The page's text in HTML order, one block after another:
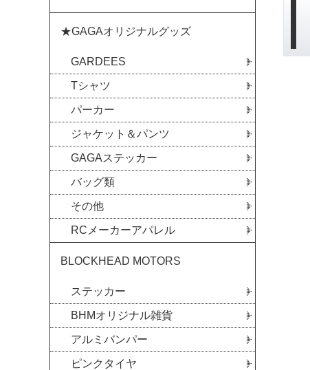
★GAGAオリジナルグッズ
GARDEES
Tシャツ
パーカー
ジャケット＆パンツ
GAGAステッカー
バッグ類
その他
RCメーカーアパレル
BLOCKHEAD MOTORS
ステッカー
BHMオリジナル雑貨
アルミバンパー
ピンクタイヤ